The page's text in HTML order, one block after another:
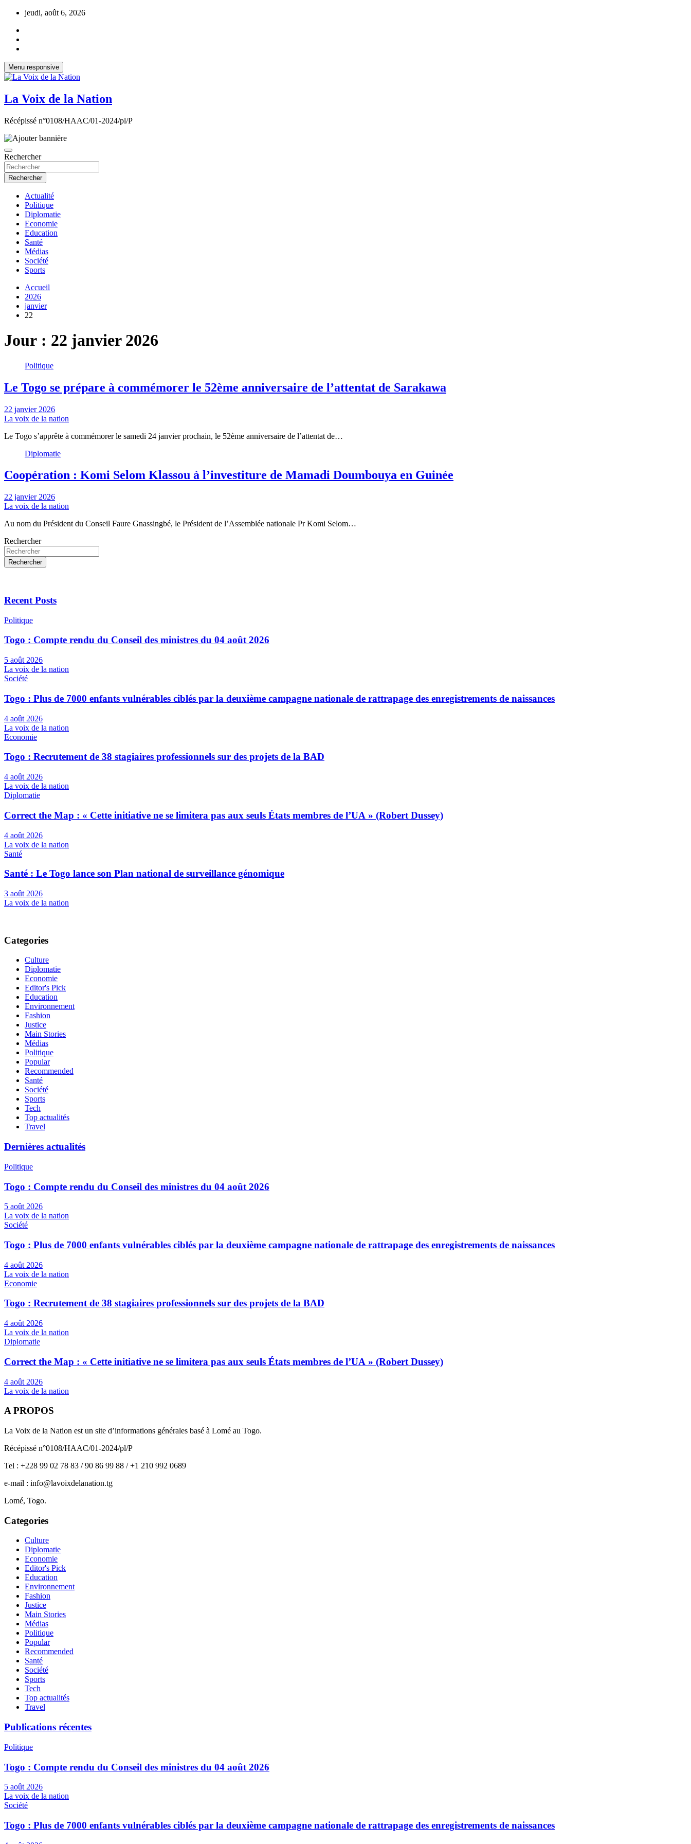
Aller
contenu
jeudi, août 6, 2026
Menu responsive
La Voix de la Nation
Récépissé n°0108/HAAC/01-2024/pl/P
Rechercher
Rechercher
Actualité
Politique
Diplomatie
Economie
Education
Santé
Médias
Société
Sports
Accueil
2026
janvier
22
Jour : 22 janvier 2026
Politique
Le Togo se prépare à commémorer le 52ème anniversaire de l’attentat de Sarakawa
22 janvier 2026
La voix de la nation
Le Togo s’apprête à commémorer le samedi 24 janvier prochain, le 52ème anniversaire de l’attentat de…
Diplomatie
Coopération : Komi Selom Klassou à l’investiture de Mamadi Doumbouya en Guinée
22 janvier 2026
La voix de la nation
Au nom du Président du Conseil Faure Gnassingbé, le Président de l’Assemblée nationale Pr Komi Selom…
Rechercher
Rechercher
Recent Posts
Politique
Togo : Compte rendu du Conseil des ministres du 04 août 2026
5 août 2026
La voix de la nation
Société
Togo : Plus de 7000 enfants vulnérables ciblés par la deuxième campagne nationale de rattrapage des enregistrements de naissances
4 août 2026
La voix de la nation
Economie
Togo : Recrutement de 38 stagiaires professionnels sur des projets de la BAD
4 août 2026
La voix de la nation
Diplomatie
Correct the Map : « Cette initiative ne se limitera pas aux seuls États membres de l’UA » (Robert Dussey)
4 août 2026
La voix de la nation
Santé
Santé : Le Togo lance son Plan national de surveillance génomique
3 août 2026
La voix de la nation
Categories
Culture
Diplomatie
Economie
Editor's Pick
Education
Environnement
Fashion
Justice
Main Stories
Médias
Politique
Popular
Recommended
Santé
Société
Sports
Tech
Top actualités
Travel
Dernières actualités
Politique
Togo : Compte rendu du Conseil des ministres du 04 août 2026
5 août 2026
La voix de la nation
Société
Togo : Plus de 7000 enfants vulnérables ciblés par la deuxième campagne nationale de rattrapage des enregistrements de naissances
4 août 2026
La voix de la nation
Economie
Togo : Recrutement de 38 stagiaires professionnels sur des projets de la BAD
4 août 2026
La voix de la nation
Diplomatie
Correct the Map : « Cette initiative ne se limitera pas aux seuls États membres de l’UA » (Robert Dussey)
4 août 2026
La voix de la nation
A PROPOS
La Voix de la Nation est un site d’informations générales basé à Lomé au Togo.
Récépissé n°0108/HAAC/01-2024/pl/P
Tel : +228 99 02 78 83 / 90 86 99 88 / +1 210 992 0689
e-mail : info@lavoixdelanation.tg
Lomé, Togo.
Categories
Culture
Diplomatie
Economie
Editor's Pick
Education
Environnement
Fashion
Justice
Main Stories
Médias
Politique
Popular
Recommended
Santé
Société
Sports
Tech
Top actualités
Travel
Publications récentes
Politique
Togo : Compte rendu du Conseil des ministres du 04 août 2026
5 août 2026
La voix de la nation
Société
Togo : Plus de 7000 enfants vulnérables ciblés par la deuxième campagne nationale de rattrapage des enregistrements de naissances